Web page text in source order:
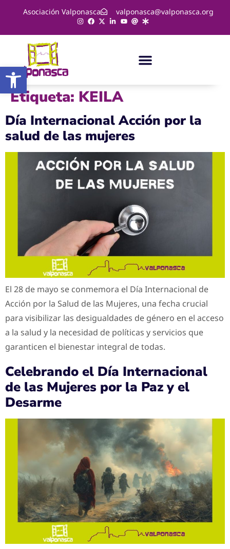
Asociación Valponasca valponasca@valponasca.org
Etiqueta: KEILA
Día Internacional Acción por la
salud de las mujeres
El 28 de mayo se conmemora el Día Internacional de
Acción por la Salud de las Mujeres, una fecha crucial
para visibilizar las desigualdades de género en el acceso
a la salud y la necesidad de políticas y servicios que
garanticen el bienestar integral de todas.
Celebrando el Día Internacional
de las Mujeres por la Paz y el
Desarme
Abrir barra de herramientas